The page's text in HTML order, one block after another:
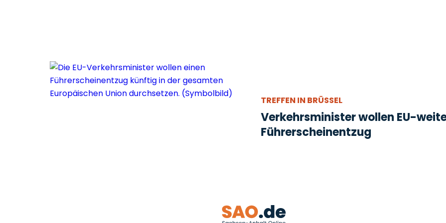
TREFFEN IN BRÜSSEL
Verkehrsminister wollen EU-
Führerscheinentzug